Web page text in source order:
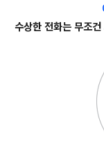
수상한 전화는 무조